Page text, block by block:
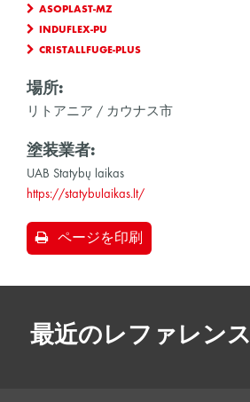
ASOPLAST-MZ
INDUFLEX-PU
CRISTALLFUGE-PLUS
場所:
リトアニア / カウナス市
塗装業者:
UAB Statybų laikas
https://statybulaikas.lt/
ページを印刷
最近のレファレンス